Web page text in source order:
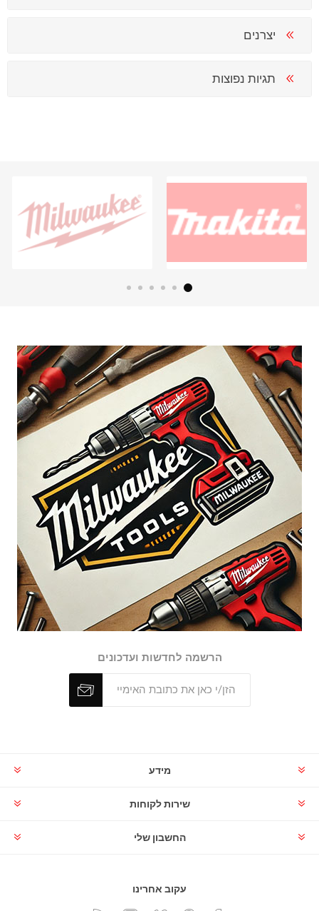
יצרנים
תגיות נפוצות
הרשמה לחדשות ועדכונים
מידע
שירות לקוחות
החשבון שלי
עקוב אחרינו